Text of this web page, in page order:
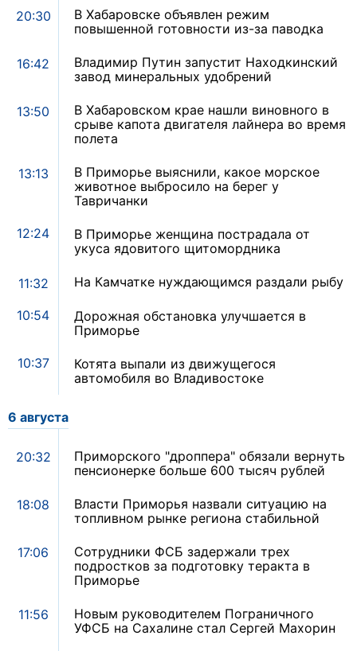
20:30
В Хабаровске объявлен режим
повышенной готовности из-за паводка
16:42
Владимир Путин запустит Находкинский
завод минеральных удобрений
13:50
В Хабаровском крае нашли виновного в
срыве капота двигателя лайнера во время
полета
13:13
В Приморье выяснили, какое морское
животное выбросило на берег у
Тавричанки
12:24
В Приморье женщина пострадала от
укуса ядовитого щитомордника
11:32 На Камчатке нуждающимся раздали рыбу
10:54
Дорожная обстановка улучшается в
Приморье
10:37
Котята выпали из движущегося
автомобиля во Владивостоке
6 августа
20:32
Приморского "дроппера" обязали вернуть
пенсионерке больше 600 тысяч рублей
18:08
Власти Приморья назвали ситуацию на
топливном рынке региона стабильной
17:06
Сотрудники ФСБ задержали трех
подростков за подготовку теракта в
Приморье
11:56
Новым руководителем Пограничного
УФСБ на Сахалине стал Сергей Махорин